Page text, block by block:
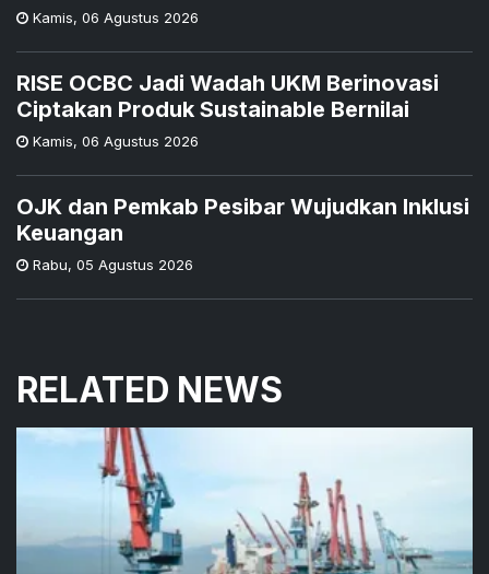
Kamis, 06 Agustus 2026
RISE OCBC Jadi Wadah UKM Berinovasi
Ciptakan Produk Sustainable Bernilai
Kamis, 06 Agustus 2026
OJK dan Pemkab Pesibar Wujudkan Inklusi
Keuangan
Rabu, 05 Agustus 2026
RELATED NEWS